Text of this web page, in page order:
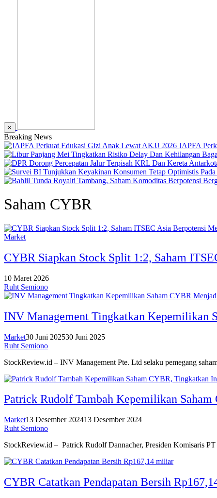
×
Breaking News
JAPFA
Saham CYBR
Market
CYBR Siapkan Stock Split 1:2, Saham
10 Maret 2026
Ruht Semiono
INV Management Tingkatkan Kepemilikan
Market30 Juni 202530 Juni 2025
Ruht Semiono
StockReview.id – INV Management Pte. Ltd selaku pemegang
Patrick Rudolf Tambah Kepemilikan
Market13 Desember 202413 Desember 2024
Ruht Semiono
StockReview.id – Patrick Rudolf Dannacher, Presiden Komisaris
CYBR Catatkan Pendapatan Bersih